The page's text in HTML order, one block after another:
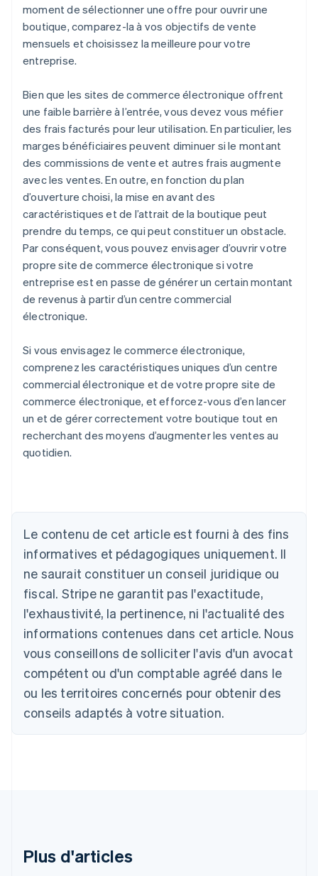
moment de sélectionner une offre pour ouvrir une
boutique, comparez-la à vos objectifs de vente
mensuels et choisissez la meilleure pour votre
entreprise.
Bien que les sites de commerce électronique offrent
une faible barrière à l’entrée, vous devez vous méfier
des frais facturés pour leur utilisation. En particulier, les
marges bénéficiaires peuvent diminuer si le montant
des commissions de vente et autres frais augmente
avec les ventes. En outre, en fonction du plan
d’ouverture choisi, la mise en avant des
caractéristiques et de l’attrait de la boutique peut
prendre du temps, ce qui peut constituer un obstacle.
Par conséquent, vous pouvez envisager d’ouvrir votre
propre site de commerce électronique si votre
entreprise est en passe de générer un certain montant
de revenus à partir d’un centre commercial
électronique.
Si vous envisagez le commerce électronique,
comprenez les caractéristiques uniques d’un centre
commercial électronique et de votre propre site de
commerce électronique, et efforcez-vous d’en lancer
un et de gérer correctement votre boutique tout en
recherchant des moyens d’augmenter les ventes au
quotidien.
Le contenu de cet article est fourni à des fins
informatives et pédagogiques uniquement. Il
ne saurait constituer un conseil juridique ou
fiscal. Stripe ne garantit pas l'exactitude,
l'exhaustivité, la pertinence, ni l'actualité des
informations contenues dans cet article. Nous
vous conseillons de solliciter l'avis d'un avocat
compétent ou d'un comptable agréé dans le
ou les territoires concernés pour obtenir des
conseils adaptés à votre situation.
Plus d'articles
DeutschEnglish
English
Autriche
Deutsch English
Belgique
NederlandsFrançaisDeutschEnglish
Brésil
Bulgarie
English
Canada
English Français
Chine continentale
Espagne